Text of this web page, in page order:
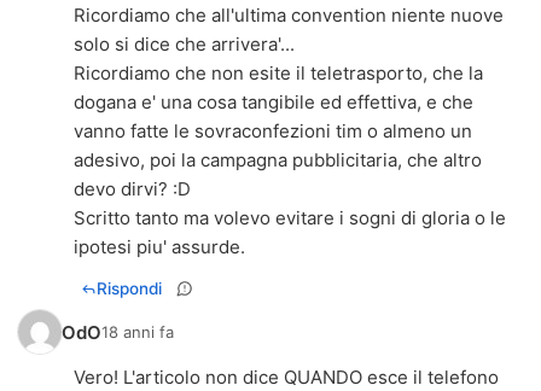
Ricordiamo che all'ultima convention niente nuove
solo si dice che arrivera'...
Ricordiamo che non esite il teletrasporto, che la
dogana e' una cosa tangibile ed effettiva, e che
vanno fatte le sovraconfezioni tim o almeno un
adesivo, poi la campagna pubblicitaria, che altro
devo dirvi? :D
Scritto tanto ma volevo evitare i sogni di gloria o le
ipotesi piu' assurde.
Rispondi
OdO18 anni fa
Vero! L'articolo non dice QUANDO esce il telefono